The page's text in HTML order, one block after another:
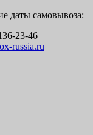
даты самовывоза:
23-46
russia.ru